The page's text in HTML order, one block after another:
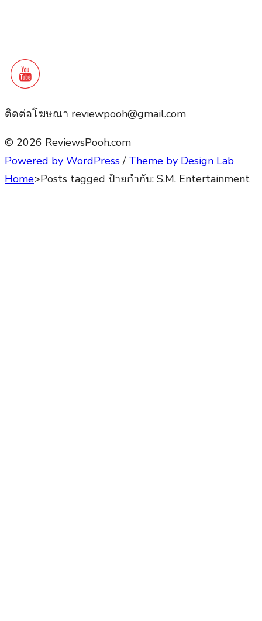
ติดต่อโฆษณา reviewpooh@gmail.com
© 2026 ReviewsPooh.com
Powered by WordPress / Theme by Design Lab
Home>Posts tagged ป้ายกำกับ: S.M. Entertainment